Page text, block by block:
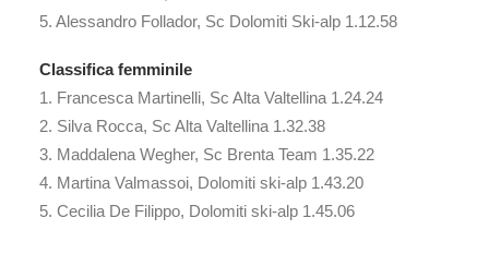
5. Alessandro Follador, Sc Dolomiti Ski-alp 1.12.58
Classifica femminile
1. Francesca Martinelli, Sc Alta Valtellina 1.24.24
2. Silva Rocca, Sc Alta Valtellina 1.32.38
3. Maddalena Wegher, Sc Brenta Team 1.35.22
4. Martina Valmassoi, Dolomiti ski-alp 1.43.20
5. Cecilia De Filippo, Dolomiti ski-alp 1.45.06